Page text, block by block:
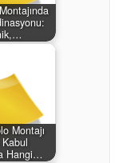
Montajı
Kabul
Hangi…